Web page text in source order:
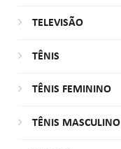
TELEVISÃO
TÊNIS
TÊNIS FEMININO
TÊNIS MASCULINO